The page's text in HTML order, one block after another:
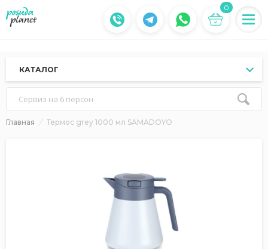
0
КАТАЛОГ
Сервиз на 6 персон
Главная Термос grey 1000 мл SAMADOYO